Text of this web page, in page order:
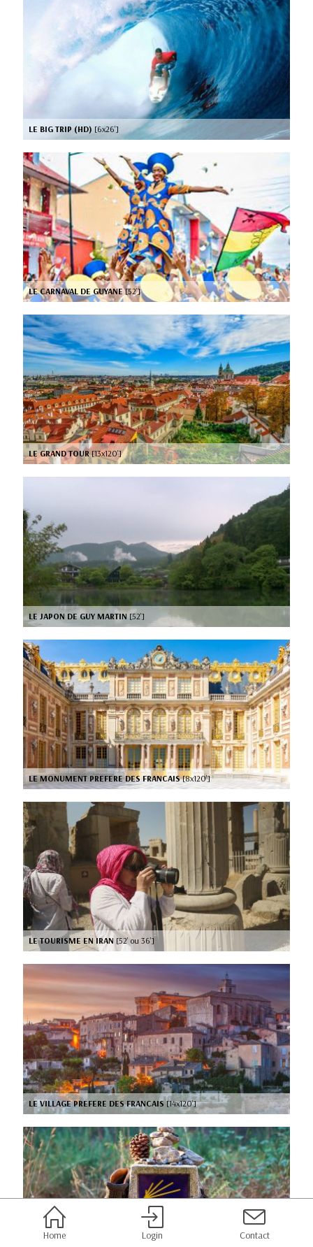
LE BIG TRIP (HD) [6x26’]
LE CARNAVAL DE GUYANE[52’]
LE GRAND TOUR[13x120’]
LE JAPON DE GUY MARTIN [52’]
LE MONUMENT PREFERE DES FRANCAIS[8x120’]
LE TOURISME EN IRAN [52’ ou 36’]
LE VILLAGE PREFERE DES FRANCAIS [14x120’]
Home Login Contact